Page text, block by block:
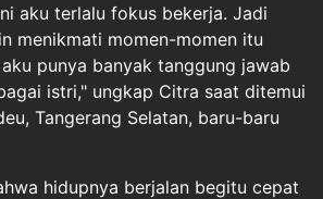
aku terlalu fokus bekerja. Jadi
menikmati momen-momen itu
punya banyak tanggung jawab
istri," ungkap Citra saat ditemui
Tangerang Selatan, baru-baru
hidupnya berjalan begitu cepat